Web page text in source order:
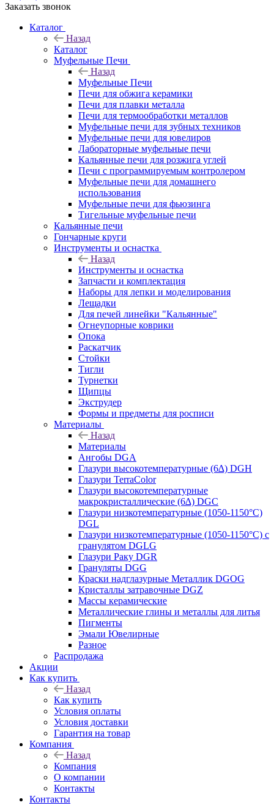
Заказать звонок
Каталог
Назад
Каталог
Муфельные Печи
Назад
Муфельные Печи
Печи для обжига керамики
Печи для плавки металла
Печи для термообработки металлов
Муфельные печи для зубных техников
Муфельные печи для ювелиров
Лабораторные муфельные печи
Кальянные печи для розжига углей
Печи с программируемым контролером
Муфельные печи для домашнего
использования
Муфельные печи для фьюзинга
Тигельные муфельные печи
Кальянные печи
Гончарные круги
Инструменты и оснастка
Назад
Инструменты и оснастка
Запчасти и комплектация
Наборы для лепки и моделирования
Лещадки
Для печей линейки "Кальянные"
Огнеупорные коврики
Опока
Раскатчик
Стойки
Тигли
Турнетки
Щипцы
Экструдер
Формы и предметы для росписи
Материалы
Назад
Материалы
Ангобы DGA
Глазури высокотемпературные (6∆) DGH
Глазури TerraColor
Глазури высокотемпературные
макрокристаллические (6∆) DGC
Глазури низкотемпературные (1050-1150°С)
DGL
Глазури низкотемпературные (1050-1150°С) с
гранулятом DGLG
Глазури Раку DGR
Грануляты DGG
Краски надглазурные Металлик DGOG
Кристаллы затравочные DGZ
Массы керамические
Металлические глины и металлы для литья
Пигменты
Эмали Ювелирные
Разное
Распродажа
Акции
Как купить
Назад
Как купить
Условия оплаты
Условия доставки
Гарантия на товар
Компания
Назад
Компания
О компании
Контакты
Контакты